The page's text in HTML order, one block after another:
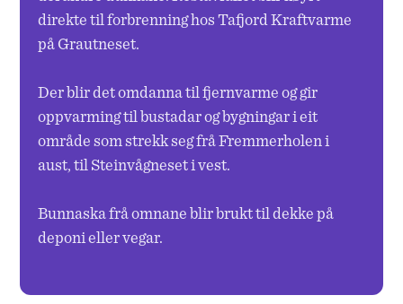
Åpenhetsloven
Presse
direkte til forbrenning hos Tafjord Kraftvarme
på Grautneset.
Der blir det omdanna til fjernvarme og gir
oppvarming til bustadar og bygningar i eit
område som strekk seg frå Fremmerholen i
aust, til Steinvågneset i vest.
Bunnaska frå omnane blir brukt til dekke på
deponi eller vegar.